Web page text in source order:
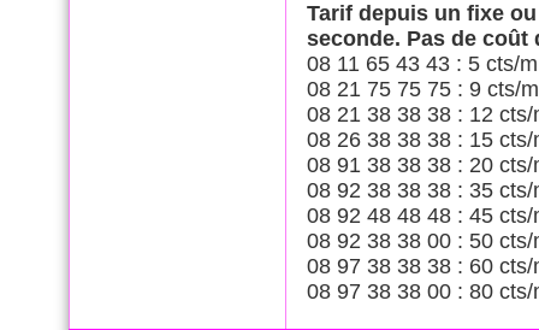
Tarif depuis un fixe
seconde. Pas de coût
08 11 65 43 43 : 5 cts/
08 21 75 75 75 : 9 cts/
08 21 38 38 38 : 12 cts/
08 26 38 38 38 : 15 cts/
08 91 38 38 38 : 20 cts/
08 92 38 38 38 : 35 cts/
08 92 48 48 48 : 45 cts/
08 92 38 38 00 : 50 cts/
08 97 38 38 38 : 60 cts/
08 97 38 38 00 : 80 cts/